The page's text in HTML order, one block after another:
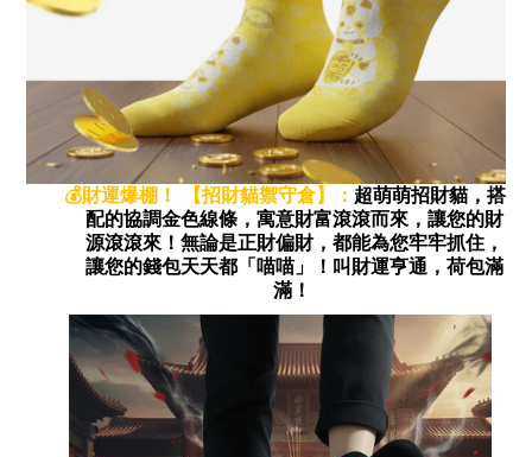
💰財運爆棚！ 【招財貓禦守倉】： 超萌萌招財貓，搭
配的協調金色線條，寓意財富滾滾而來，讓您的財
源滾滾來！無論是正財偏財，都能為您牢牢抓住，
讓您的錢包天天都「喵喵」！叫財運亨通，荷包滿
滿！